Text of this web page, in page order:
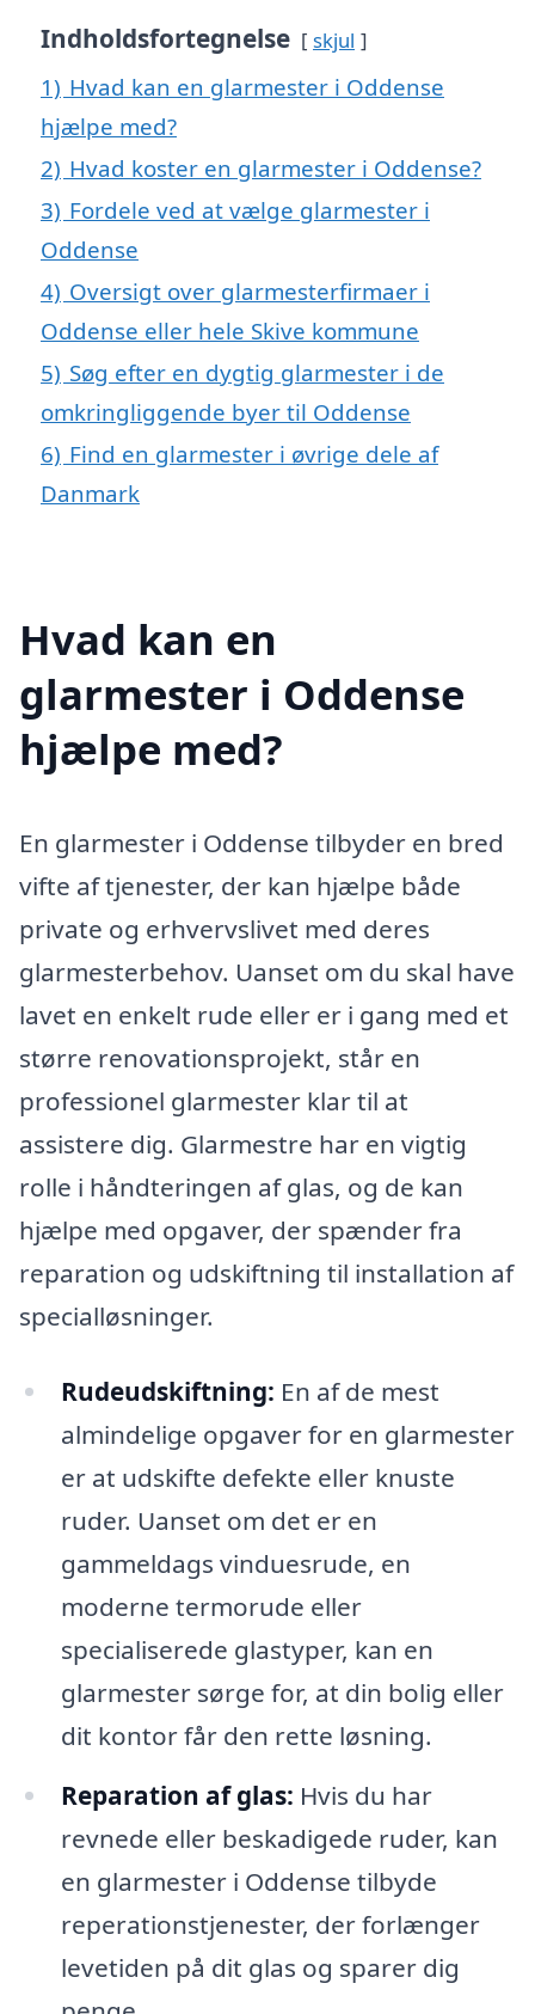
Indholdsfortegnelse skjul
1) Hvad kan en glarmester i Oddense
hjælpe med?
2) Hvad koster en glarmester i Oddense?
3) Fordele ved at vælge glarmester i
Oddense
4) Oversigt over glarmesterfirmaer i
Oddense eller hele Skive kommune
5) Søg efter en dygtig glarmester i de
omkringliggende byer til Oddense
6) Find en glarmester i øvrige dele af
Danmark
Hvad kan en
glarmester i Oddense
hjælpe med?
En glarmester i Oddense tilbyder en bred
vifte af tjenester, der kan hjælpe både
private og erhvervslivet med deres
glarmesterbehov. Uanset om du skal have
lavet en enkelt rude eller er i gang med et
større renovationsprojekt, står en
professionel glarmester klar til at
assistere dig. Glarmestre har en vigtig
rolle i håndteringen af glas, og de kan
hjælpe med opgaver, der spænder fra
reparation og udskiftning til installation af
specialløsninger.
Rudeudskiftning: En af de mest
almindelige opgaver for en glarmester
er at udskifte defekte eller knuste
ruder. Uanset om det er en
gammeldags vinduesrude, en
moderne termorude eller
specialiserede glastyper, kan en
glarmester sørge for, at din bolig eller
dit kontor får den rette løsning.
Reparation af glas: Hvis du har
revnede eller beskadigede ruder, kan
en glarmester i Oddense tilbyde
reperationstjenester, der forlænger
levetiden på dit glas og sparer dig